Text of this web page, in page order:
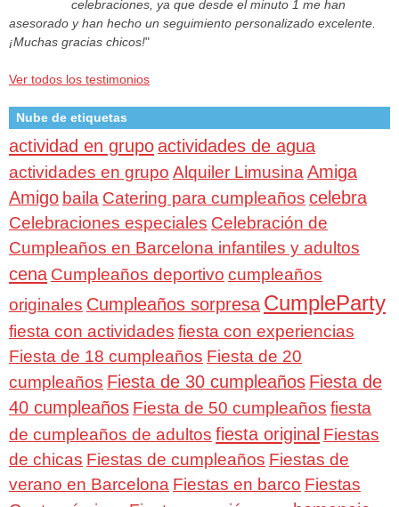
celebraciones, ya que desde el minuto 1 me han
asesorado y han hecho un seguimiento personalizado excelente.
¡Muchas gracias chicos!"
Ver todos los testimonios
Nube de etiquetas
actividad en grupoactividades de agua
actividades en grupo Alquiler Limusina Amiga
Amigo baila Catering para cumpleaños celebra
Celebraciones especiales Celebración de
Cumpleaños en Barcelona infantiles y adultos
cena Cumpleaños deportivo cumpleaños
originales Cumpleaños sorpresa CumpleParty
fiesta con actividades fiesta con experiencias
Fiesta de 18 cumpleaños Fiesta de 20
cumpleaños Fiesta de 30 cumpleaños Fiesta de
40 cumpleaños Fiesta de 50 cumpleaños fiesta
de cumpleaños de adultos fiesta original Fiestas
de chicas Fiestas de cumpleaños Fiestas de
verano en Barcelona Fiestas en barco Fiestas